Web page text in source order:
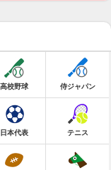
高校野球 侍ジャパン
日本代表 テニス